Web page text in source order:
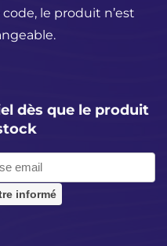
le produit n’est
dès que le produit